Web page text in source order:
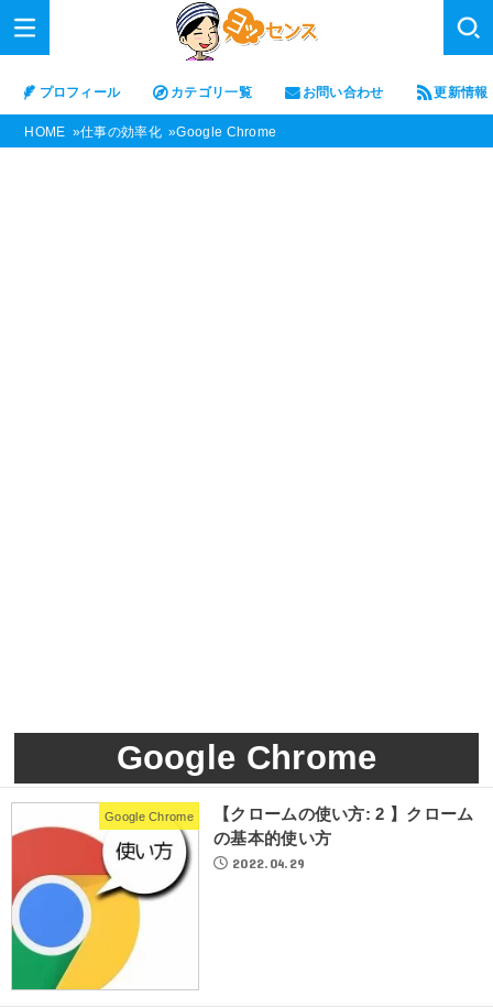
プロフィール カテゴリ一覧 お問い合わせ 更新情報
HOME 仕事の効率化 Google Chrome
Google Chrome
Google Chrome
【クロームの使い方: 2 】クローム
の基本的使い方
2022.04.29